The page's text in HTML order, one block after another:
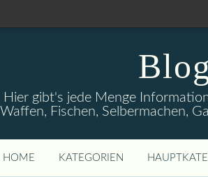
Hier gibt's jede Menge
Waffen, Fischen, Selbermachen,
HOME KATEGORIEN